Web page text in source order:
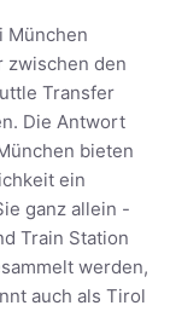
München
zwischen den
Transfer
Die Antwort
bieten
ein
ganz allein -
Train Station
werden,
auch als Tirol